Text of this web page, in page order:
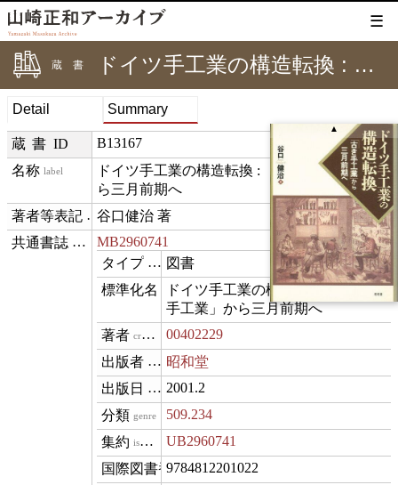
☰
蔵書 ドイツ手工業の構造転換 : 「古き手工業」から三月前期へ
Detail Summary
▲
蔵書ID B13167
label
ドイツ手工業の構造転換 : 「古き手工業」か
ら三月前期へ
creditText
谷口健治 著
exemplarOfMB2960741 ⊟
type 図書
name
ドイツ手工業の構造転換 : 「古き
手工業」から三月前期へ
creator 00402229
publisher昭和堂
datePublished
2001.2
genre 509.234
isVariantOf UB2960741
isbn
9784812201022